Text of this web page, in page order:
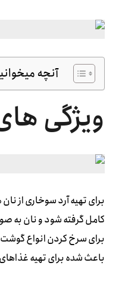
آنچه
ویژگی
برای تهیه آرد سوخاری از
کامل گرفته شود و نان به
برای سرخ کردن انواع گوشت
باعث شده برای تهیه